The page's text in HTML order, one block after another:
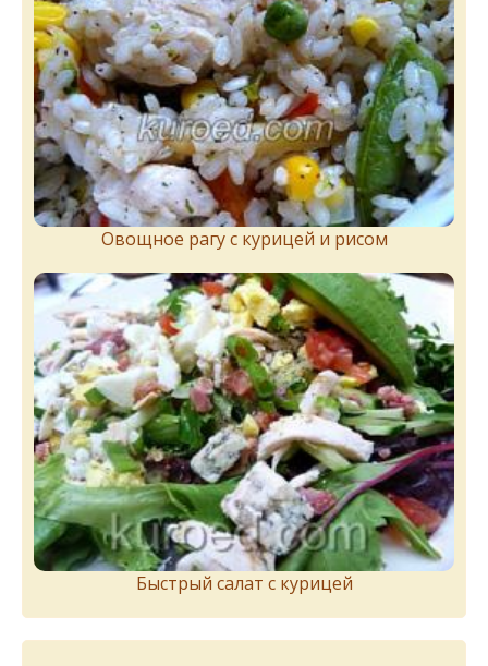
Овощное рагу с курицей и рисом
Быстрый салат с курицей